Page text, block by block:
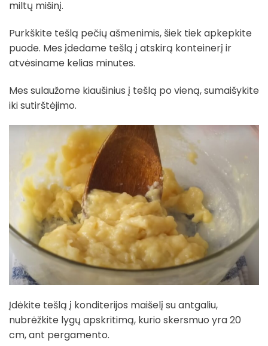
miltų mišinį.
Purkškite tešlą pečių ašmenimis, šiek tiek apkepkite
puode. Mes įdedame tešlą į atskirą konteinerį ir
atvėsiname kelias minutes.
Mes sulaužome kiaušinius į tešlą po vieną, sumaišykite
iki sutirštėjimo.
Įdėkite tešlą į konditerijos maišelį su antgaliu,
nubrėžkite lygų apskritimą, kurio skersmuo yra 20
cm, ant pergamento.